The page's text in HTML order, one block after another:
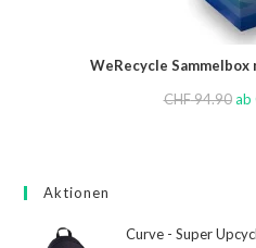
WeRecycle
CHF94.90 ab
Aktionen
Curve - Super